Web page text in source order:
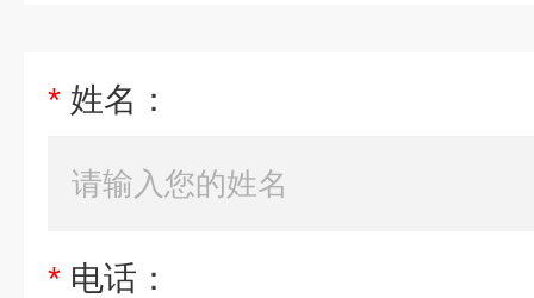
* 姓名：
* 电话：